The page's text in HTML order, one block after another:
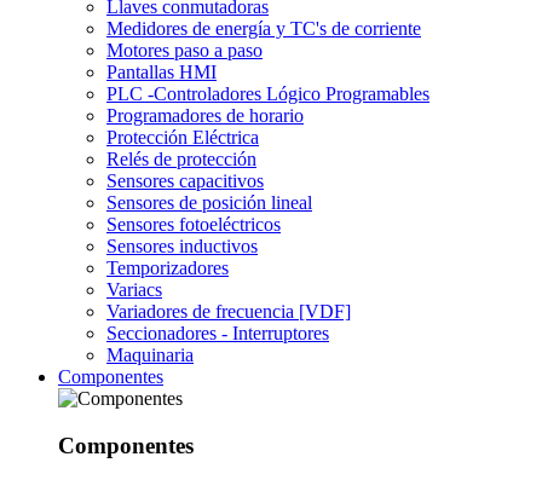
Llaves conmutadoras
Medidores de energía y TC's de corriente
Motores paso a paso
Pantallas HMI
PLC -Controladores Lógico Programables
Programadores de horario
Protección Eléctrica
Relés de protección
Sensores capacitivos
Sensores de posición lineal
Sensores fotoeléctricos
Sensores inductivos
Temporizadores
Variacs
Variadores de frecuencia [VDF]
Seccionadores - Interruptores
Maquinaria
Componentes
Componentes